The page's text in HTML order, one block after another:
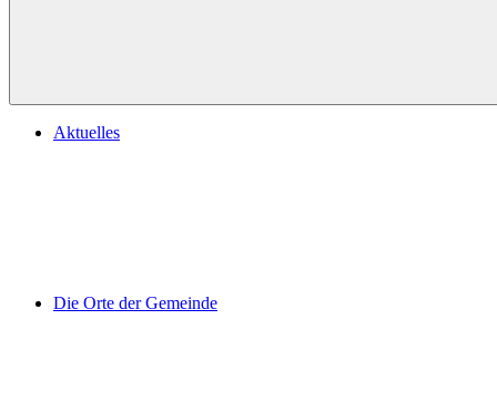
Aktuelles
Die Orte der Gemeinde